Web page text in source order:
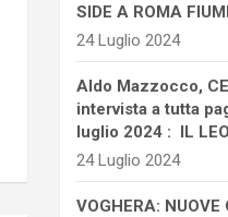
SIDE A ROMA
24 Luglio 2024
Aldo Mazzocco,
intervista a tutta
luglio 2024 : IL
24 Luglio 2024
VOGHERA: NUOVE